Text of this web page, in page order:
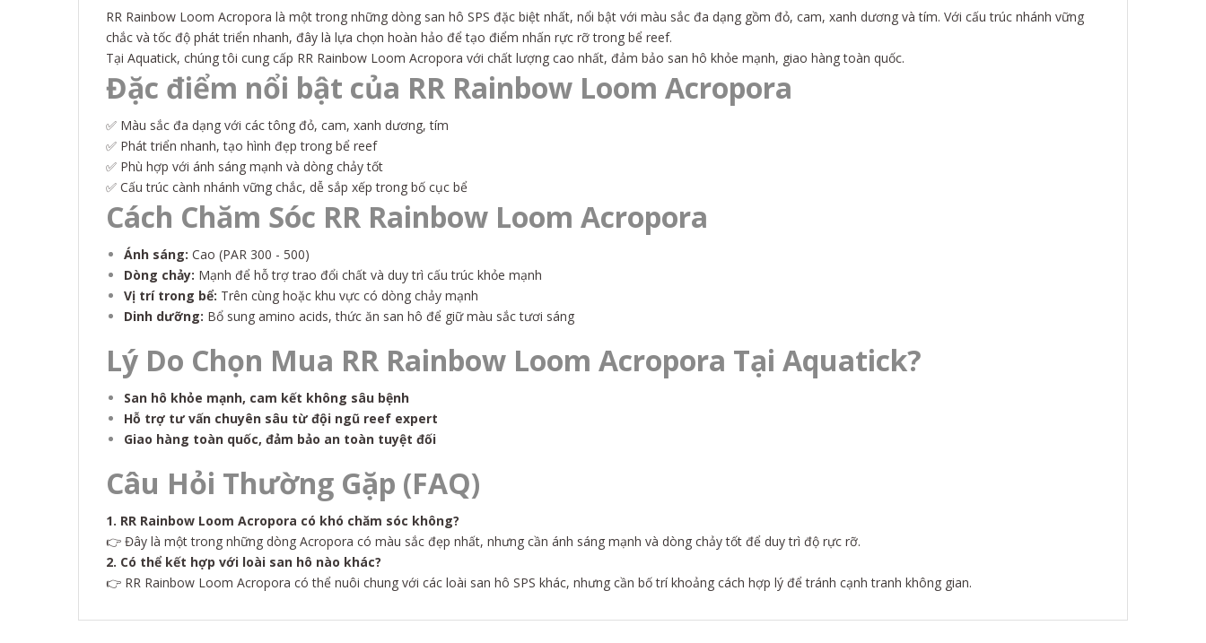
RR Rainbow Loom Acropora là một trong những dòng san hô SPS đặc biệt nhất, nổi bật với màu sắc đa dạng gồm đỏ, cam, xanh dương và tím. Với cấu trúc nhánh vững
chắc và tốc độ phát triển nhanh, đây là lựa chọn hoàn hảo để tạo điểm nhấn rực rỡ trong bể reef.
Tại Aquatick, chúng tôi cung cấp RR Rainbow Loom Acropora với chất lượng cao nhất, đảm bảo san hô khỏe mạnh, giao hàng toàn quốc.
Đặc điểm nổi bật của RR Rainbow Loom Acropora
✅ Màu sắc đa dạng với các tông đỏ, cam, xanh dương, tím
✅ Phát triển nhanh, tạo hình đẹp trong bể reef
✅ Phù hợp với ánh sáng mạnh và dòng chảy tốt
✅ Cấu trúc cành nhánh vững chắc, dễ sắp xếp trong bố cục bể
Cách Chăm Sóc RR Rainbow Loom Acropora
Ánh sáng: Cao (PAR 300 - 500)
Dòng chảy: Mạnh để hỗ trợ trao đổi chất và duy trì cấu trúc khỏe mạnh
Vị trí trong bể: Trên cùng hoặc khu vực có dòng chảy mạnh
Dinh dưỡng: Bổ sung amino acids, thức ăn san hô để giữ màu sắc tươi sáng
Lý Do Chọn Mua RR Rainbow Loom Acropora Tại Aquatick?
San hô khỏe mạnh, cam kết không sâu bệnh
Hỗ trợ tư vấn chuyên sâu từ đội ngũ reef expert
Giao hàng toàn quốc, đảm bảo an toàn tuyệt đối
Câu Hỏi Thường Gặp (FAQ)
1. RR Rainbow Loom Acropora có khó chăm sóc không?
👉 Đây là một trong những dòng Acropora có màu sắc đẹp nhất, nhưng cần ánh sáng mạnh và dòng chảy tốt để duy trì độ rực rỡ.
2. Có thể kết hợp với loài san hô nào khác?
👉 RR Rainbow Loom Acropora có thể nuôi chung với các loài san hô SPS khác, nhưng cần bố trí khoảng cách hợp lý để tránh cạnh tranh không gian.